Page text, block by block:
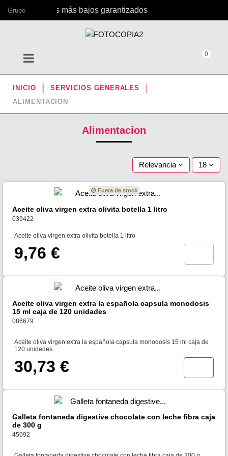
Grupolos precios más bajos garantizados
0
INICIO
SERVICIOS GENERALES
ALIMENTACION
Alimentacion
Relevancia 18
Fuera de stock
Aceite oliva virgen extra olivita botella 1 litro
039422
Aceite oliva virgen extra olivita botella 1 litro
9,76 €
Aceite oliva virgen extra la española capsula monodosis
15 ml caja de 120 unidades
086679
Aceite oliva virgen extra la española capsula monodosis 15 ml caja de
120 unidades
30,73 €
Galleta fontaneda digestive chocolate con leche fibra caja
de 300 g
45092